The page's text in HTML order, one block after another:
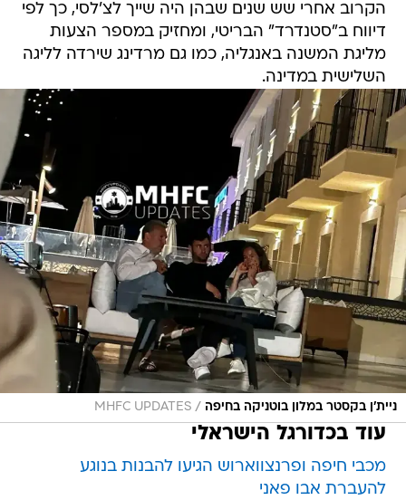
הקרוב אחרי שש שנים שבהן היה שייך לצ'לסי, כך לפי
דיווח ב"סטנדרד" הבריטי, ומחזיק במספר הצעות
מליגת המשנה באנגליה, כמו גם מרדינג שירדה לליגה
השלישית במדינה.
ניית'ן בקסטר במלון בוטניקה בחיפה /
MHFC UPDATES
עוד בכדורגל הישראלי
מכבי חיפה ופרנצווארוש הגיעו להבנות בנוגע
להעברת אבו פאני